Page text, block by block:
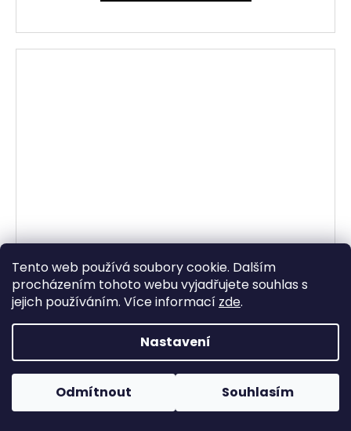
Tento web používá soubory cookie. Dalším
procházením tohoto webu vyjadřujete souhlas s
jejich používáním. Více informací zde.
Nastavení
Odmítnout Souhlasím
Teplákovina LAHVOVĚ ZELENÁ počesaná
299 Kč
/ metr
DETAIL